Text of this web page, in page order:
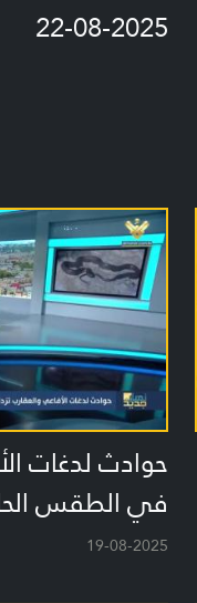
22-08-2025
حوادث لدغات
في الطقس
19-08-2025